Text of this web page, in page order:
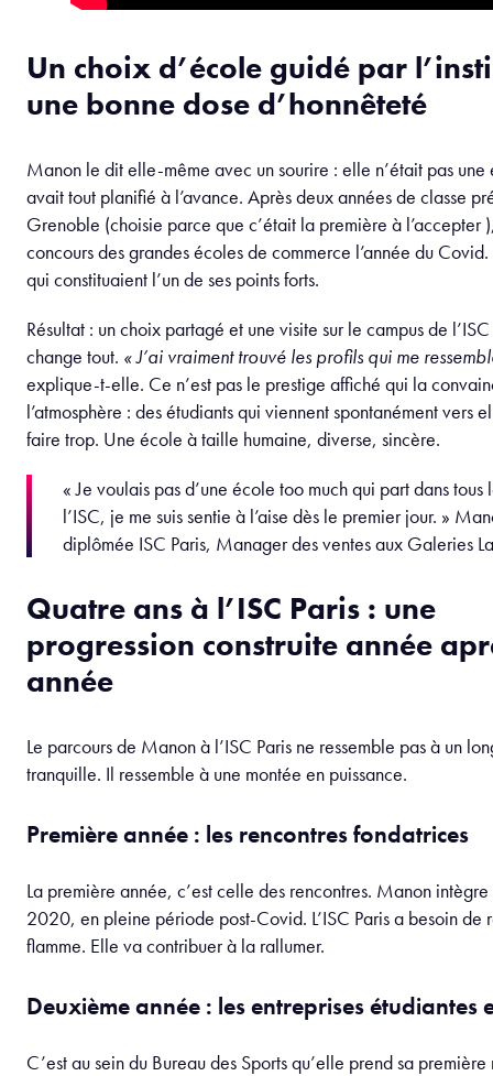
Un choix d’école guidé par
une bonne dose d’honnêteté
Manon le dit elle-même avec un sourire : elle n’était pas une
avait tout planifié à l’avance. Après deux années de classe
Grenoble (choisie parce que c’était la première à l’accepter
concours des grandes écoles de commerce l’année du
qui constituaient l’un de ses points forts.
Résultat : un choix partagé et une visite sur le campus de
change tout. « J’ai vraiment trouvé les profils qui me
explique-t-elle. Ce n’est pas le prestige affiché qui la
l’atmosphère : des étudiants qui viennent spontanément vers
faire trop. Une école à taille humaine, diverse, sincère.
« Je voulais pas d’une école too much qui part dans tous
l’ISC, je me suis sentie à l’aise dès le premier jour. »
diplômée ISC Paris, Manager des ventes aux Galeries
Quatre ans à l’ISC Paris : une
progression construite année
année
Le parcours de Manon à l’ISC Paris ne ressemble pas à un
tranquille. Il ressemble à une montée en puissance.
Première année : les rencontres fondatrices
La première année, c’est celle des rencontres. Manon
2020, en pleine période post-Covid. L’ISC Paris a besoin de
flamme. Elle va contribuer à la rallumer.
Deuxième année : les entreprises étudiantes
C’est au sein du Bureau des Sports qu’elle prend sa